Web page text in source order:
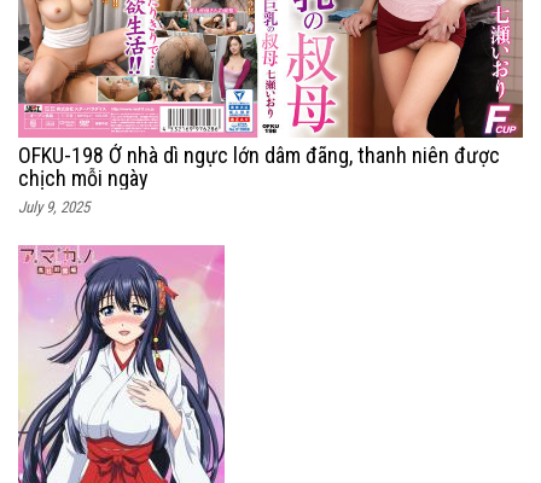
OFKU-198 Ở nhà dì ngực lớn dâm đãng, thanh niên được
chịch mỗi ngày
July 9, 2025